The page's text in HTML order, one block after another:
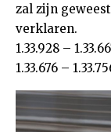
zal zijn
verklaren.
1.33.928 –
1.33.676 –